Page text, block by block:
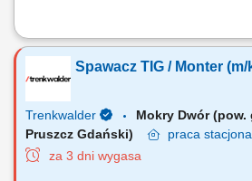
Zakres obowiązków: Montaż i spawanie
metodą TIG 141; Wytwarzanie detali zgodnie
Wstępna kontrola jakości gotowych
BHP, regulaminów oraz dbanie o porządek na
Spawacz TIG / Monter (m/
Trenkwalder
Mokry Dwór (pow.
Pruszcz Gdański)
praca
za 3 dni wygasa